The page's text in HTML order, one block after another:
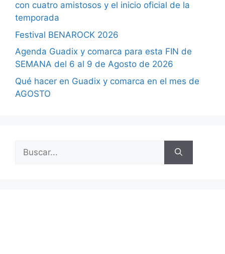
con cuatro amistosos y el inicio oficial de la
temporada
Festival BENAROCK 2026
Agenda Guadix y comarca para esta FIN de
SEMANA del 6 al 9 de Agosto de 2026
Qué hacer en Guadix y comarca en el mes de
AGOSTO